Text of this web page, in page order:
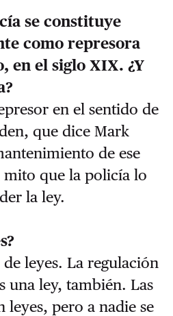
se constituye
como represora
en el siglo XIX. ¿Y
en el sentido de
que dice Mark
de ese
mito que la policía lo
la ley.
leyes. La regulación
una ley, también. Las
leyes, pero a nadie se